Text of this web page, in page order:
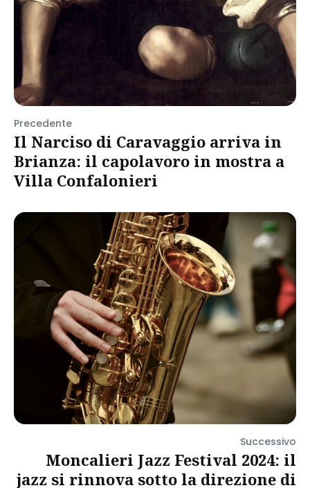
Precedente
Il Narciso di Caravaggio arriva in
Brianza: il capolavoro in mostra a
Villa Confalonieri
Successivo
Moncalieri Jazz Festival 2024: il
jazz si rinnova sotto la direzione di